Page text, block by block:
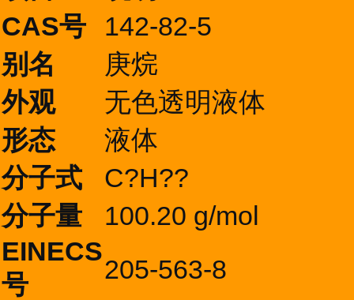
CAS号
142-82-5
别名
庚烷
外观
无色透明液体
形态
液体
分子式
C?H??
分子量
100.20 g/mol
EINECS
号
205-563-8